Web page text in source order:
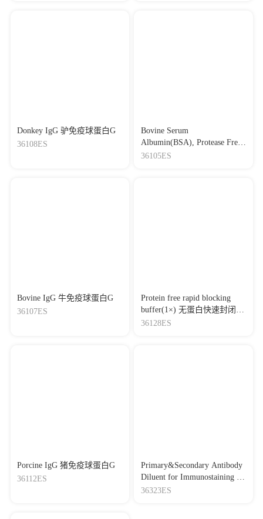
Donkey IgG 驴免疫球蛋白G
36108ES
Bovine Serum
Albumin(BSA), Protease Free
牛血清白蛋白，无蛋白酶
36105ES
Bovine IgG 牛免疫球蛋白G
36107ES
Protein free rapid blocking
buffer(1×) 无蛋白快速封闭液
（1×）
36128ES
Porcine IgG 猪免疫球蛋白G
36112ES
Primary&Secondary Antibody
Diluent for Immunostaining 免
疫染色用一抗二抗稀释液
36323ES